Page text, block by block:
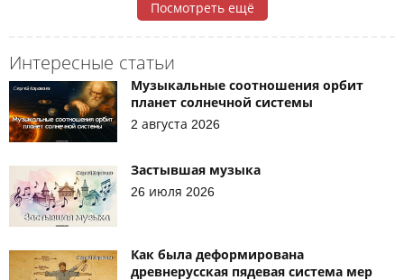
Посмотреть ещё
Интересные статьи
Музыкальные соотношения орбит
планет солнечной системы
2 августа 2026
Застывшая музыка
26 июля 2026
Как была деформирована
древнерусская пядевая система мер